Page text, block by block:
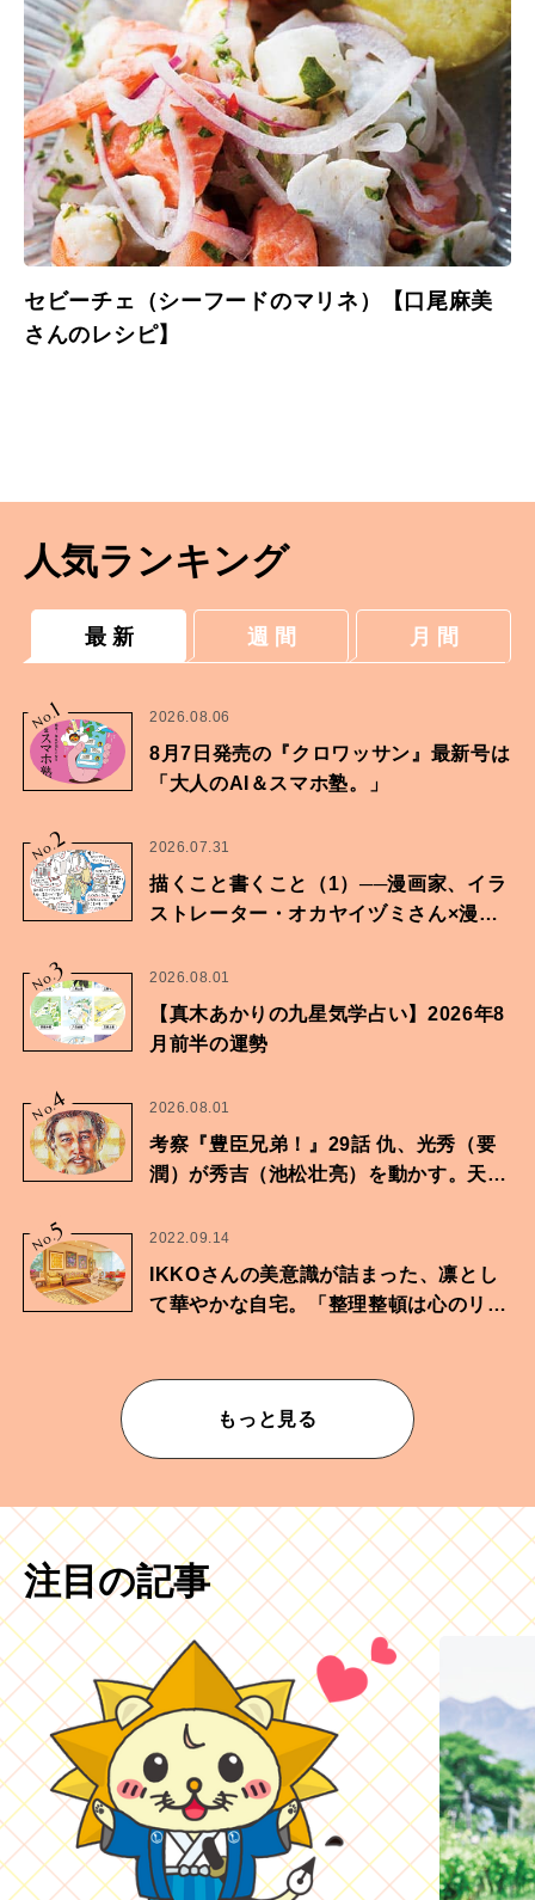
セビーチェ（シーフードのマリネ）【口尾麻美
さんのレシピ】
人気ランキング
最 新 週 間 月 間
No.
1 2026.08.06
8月7日発売の『クロワッサン』最新号は
「大人のAI＆スマホ塾。」
No.2 2026.07.31
描くこと書くこと（1）──漫画家、イラ
ストレーター・オカヤイヅミさん×漫画
No.
3 2026.08.01
【真木あかりの九星気学占い】2026年8
月前半の運勢
No.
4 2026.08.01
考察『豊臣兄弟！』29話 仇、光秀（要
潤）が秀吉（池松壮亮）を動かす。天下
No.
5 2022.09.14
IKKOさんの美意識が詰まった、凛とし
て華やかな自宅。「整理整頓は心のリズ
もっと見る
注目の記事